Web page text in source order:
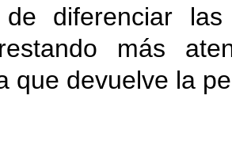
de diferenciar
más
que devuelve la